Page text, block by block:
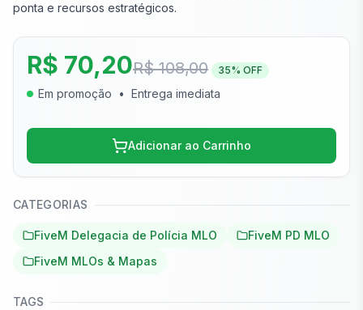
ponta e recursos estratégicos.
R$ 70,20R$ 108,00 35% OFF
Em promoção • Entrega imediata
Adicionar ao Carrinho
CATEGORIAS
FiveM Delegacia de Polícia MLO
FiveM PD MLO
FiveM MLOs & Mapas
TAGS